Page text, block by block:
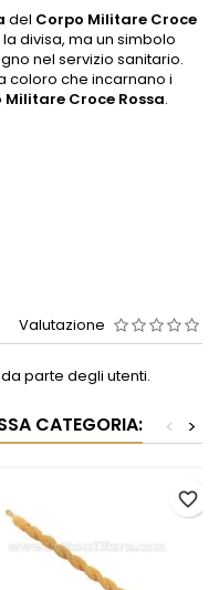
del Corpo Militare Croce
divisa, ma un simbolo
nel servizio sanitario.
coloro che incarnano i
Militare Croce Rossa.
Valutazione
parte degli utenti.
CATEGORIA: >
<
favorite_border